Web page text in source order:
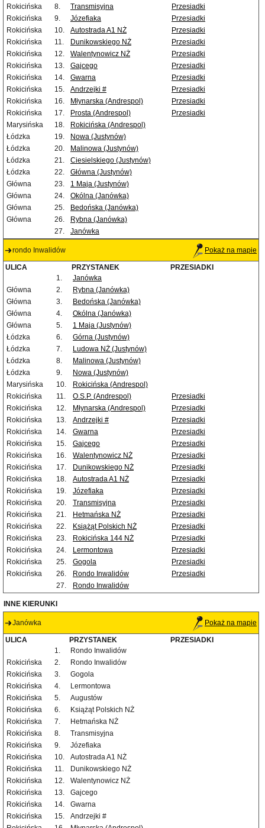
Rokicińska
8. Transmisyjna
Przesiadki
Rokicińska
9. Józefiaka
Przesiadki
Rokicińska
10. Autostrada A1 NŻ
Przesiadki
Rokicińska
11. Dunikowskiego NŻ
Przesiadki
Rokicińska
12. Walentynowicz NŻ
Przesiadki
Rokicińska
13. Gajcego
Przesiadki
Rokicińska
14. Gwarna
Przesiadki
Rokicińska
15. Andrzejki #
Przesiadki
Rokicińska
16. Młynarska (Andrespol)
Przesiadki
Rokicińska
17. Prosta (Andrespol)
Przesiadki
Marysińska
18.
Rokicińska (Andrespol)
Łódzka
19.
Nowa (Justynów)
Łódzka
20.
Malinowa (Justynów)
Łódzka
21.
Ciesielskiego (Justynów)
Łódzka
22.
Główna (Justynów)
Główna
23.
1 Maja (Justynów)
Główna
24.
Okólna (Janówka)
Główna
25.
Bedońska (Janówka)
Główna
26.
Rybna (Janówka)
27.
Janówka
rondo Inwalidów Pokaż na mapie
ULICA PRZYSTANEK
PRZESIADKI
1.
Janówka
Główna
2.
Rybna (Janówka)
Główna
3.
Bedońska (Janówka)
Główna
4.
Okólna (Janówka)
Główna
5.
1 Maja (Justynów)
Łódzka
6.
Górna (Justynów)
Łódzka
7.
Ludowa NŻ (Justynów)
Łódzka
8.
Malinowa (Justynów)
Łódzka
9.
Nowa (Justynów)
Marysińska
10.
Rokicińska (Andrespol)
Rokicińska
11. O.S.P. (Andrespol)
Przesiadki
Rokicińska
12. Młynarska (Andrespol)
Przesiadki
Rokicińska
13. Andrzejki #
Przesiadki
Rokicińska
14. Gwarna
Przesiadki
Rokicińska
15. Gajcego
Przesiadki
Rokicińska
16. Walentynowicz NŻ
Przesiadki
Rokicińska
17. Dunikowskiego NŻ
Przesiadki
Rokicińska
18. Autostrada A1 NŻ
Przesiadki
Rokicińska
19. Józefiaka
Przesiadki
Rokicińska
20. Transmisyjna
Przesiadki
Rokicińska
21. Hetmańska NŻ
Przesiadki
Rokicińska
22. Książąt Polskich NŻ
Przesiadki
Rokicińska
23. Rokicińska 144 NŻ
Przesiadki
Rokicińska
24. Lermontowa
Przesiadki
Rokicińska
25. Gogola
Przesiadki
Rokicińska
26. Rondo Inwalidów
Przesiadki
27.
Rondo Inwalidów
INNE KIERUNKI
Janówka Pokaż na mapie
ULICA PRZYSTANEK
PRZESIADKI
1.
Rondo Inwalidów
Rokicińska
2.
Rondo Inwalidów
Rokicińska
3.
Gogola
Rokicińska
4.
Lermontowa
Rokicińska
5.
Augustów
Rokicińska
6.
Książąt Polskich NŻ
Rokicińska
7.
Hetmańska NŻ
Rokicińska
8.
Transmisyjna
Rokicińska
9.
Józefiaka
Rokicińska
10.
Autostrada A1 NŻ
Rokicińska
11.
Dunikowskiego NŻ
Rokicińska
12.
Walentynowicz NŻ
Rokicińska
13.
Gajcego
Rokicińska
14.
Gwarna
Rokicińska
15.
Andrzejki #